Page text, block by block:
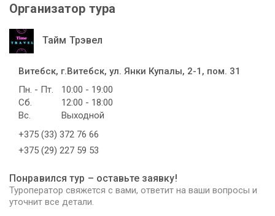
Организатор тура
Тайм Трэвел
Витебск, г.Витебск, ул. Янки Купалы, 2-1, пом. 31
Пн. - Пт.
10:00 - 19:00
Сб.
12:00 - 18:00
Вс.
Выходной
+375 (33) 372 76 66
+375 (29) 227 59 53
Понравился тур – оставьте заявку!
Туроператор свяжется с вами, ответит на ваши вопросы и
уточнит все детали.